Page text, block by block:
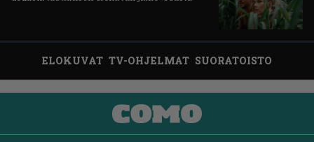
ELOKUVAT TV-OHJELMAT SUORATOISTO